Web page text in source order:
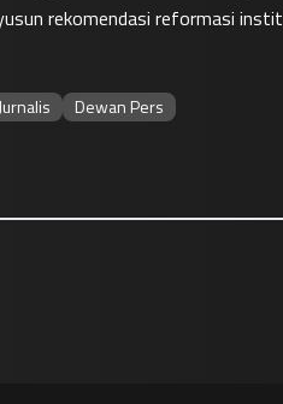
rekomendasi reformasi
Dewan Pers